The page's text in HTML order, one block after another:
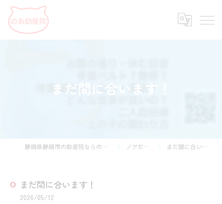
まだ間に合います！
静岡県静岡市の助産院ならのあ助産院 ノアだより まだ間に合います！
まだ間に合います！
2026/05/12